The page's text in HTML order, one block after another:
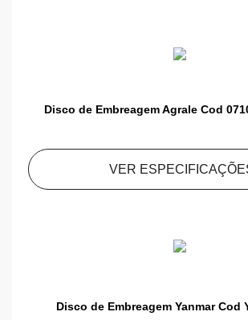
Disco de Embreagem Agrale Cod
VER
Disco de Embreagem Yanmar Cod